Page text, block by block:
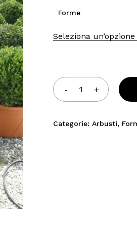
Forme
Seleziona un’opzione
Categorie:Arbusti,